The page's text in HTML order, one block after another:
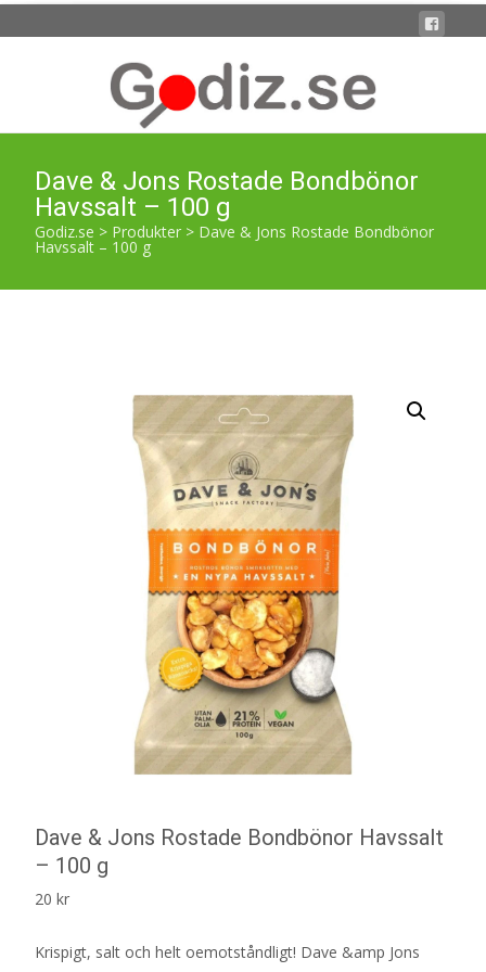
Dave & Jons Rostade Bondbönor
Havssalt – 100 g
Godiz.se > Produkter > Dave & Jons Rostade Bondbönor
Havssalt – 100 g
Dave & Jons Rostade Bondbönor Havssalt
– 100 g
20 kr
Krispigt, salt och helt oemotståndligt! Dave &amp Jons